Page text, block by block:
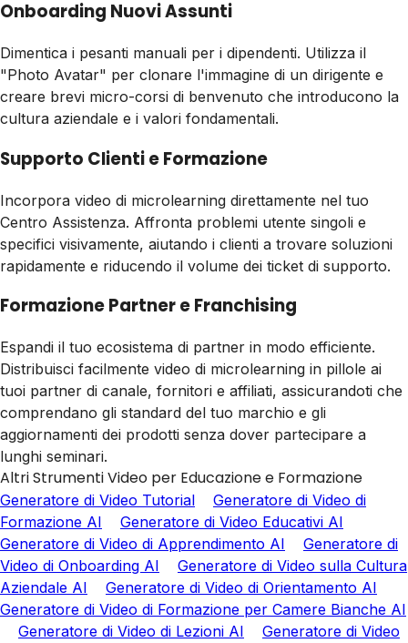
Onboarding Nuovi Assunti
Dimentica i pesanti manuali per i dipendenti. Utilizza il
"Photo Avatar" per clonare l'immagine di un dirigente e
creare brevi micro-corsi di benvenuto che introducono la
cultura aziendale e i valori fondamentali.
Supporto Clienti e Formazione
Incorpora video di microlearning direttamente nel tuo
Centro Assistenza. Affronta problemi utente singoli e
specifici visivamente, aiutando i clienti a trovare soluzioni
rapidamente e riducendo il volume dei ticket di supporto.
Formazione Partner e Franchising
Espandi il tuo ecosistema di partner in modo efficiente.
Distribuisci facilmente video di microlearning in pillole ai
tuoi partner di canale, fornitori e affiliati, assicurandoti che
comprendano gli standard del tuo marchio e gli
aggiornamenti dei prodotti senza dover partecipare a
lunghi seminari.
Altri Strumenti Video per Educazione e Formazione
Generatore di Video Tutorial
Generatore di Video di
Formazione AI
Generatore di Video Educativi AI
Generatore di Video di Apprendimento AI
Generatore di
Video di Onboarding AI
Generatore di Video sulla Cultura
Aziendale AI
Generatore di Video di Orientamento AI
Generatore di Video di Formazione per Camere Bianche AI
Generatore di Video di Lezioni AI
Generatore di Video